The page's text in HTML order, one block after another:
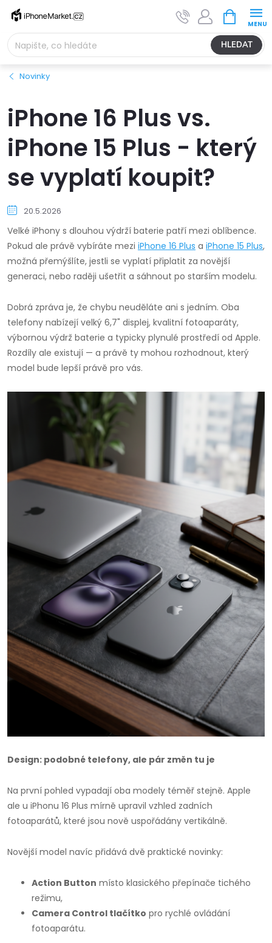
Přejít
obsah
HLEDAT
NÁKUPNÍ
KOŠÍK
Novinky
iPhone 16 Plus vs.
iPhone 15 Plus - který
se vyplatí koupit?
20.5.2026
Velké iPhony s dlouhou výdrží baterie patří mezi oblíbence.
Pokud ale právě vybíráte mezi iPhone 16 Plus a iPhone 15 Plus,
možná přemýšlíte, jestli se vyplatí připlatit za novější
generaci, nebo raději ušetřit a sáhnout po starším modelu.
Dobrá zpráva je, že chybu neuděláte ani s jedním. Oba
telefony nabízejí velký 6,7" displej, kvalitní fotoaparáty,
výbornou výdrž baterie a typicky plynulé prostředí od Apple.
Rozdíly ale existují — a právě ty mohou rozhodnout, který
model bude lepší právě pro vás.
Design: podobné telefony, ale pár změn tu je
Na první pohled vypadají oba modely téměř stejně. Apple
ale u iPhonu 16 Plus mírně upravil vzhled zadních
fotoaparátů, které jsou nově uspořádány vertikálně.
Novější model navíc přidává dvě praktické novinky:
Action Button místo klasického přepínače tichého
režimu,
Camera Control tlačítko pro rychlé ovládání
fotoaparátu.